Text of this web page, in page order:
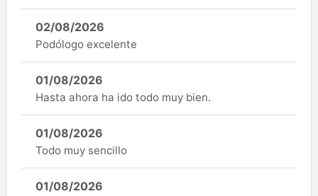
02/08/2026
Podólogo excelente
01/08/2026
Hasta ahora ha ido todo muy bien.
01/08/2026
Todo muy sencillo
01/08/2026